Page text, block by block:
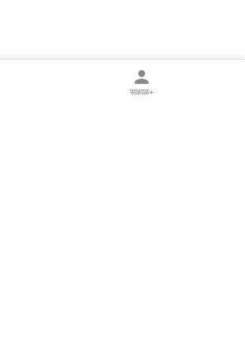
सकाळ+